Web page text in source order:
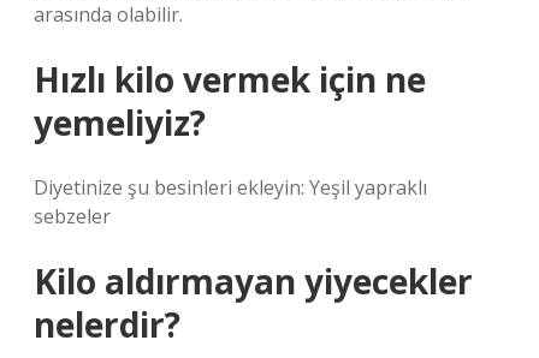
arasında olabilir.
Hızlı kilo vermek için ne
yemeliyiz?
Diyetinize şu besinleri ekleyin: Yeşil yapraklı
sebzeler
Kilo aldırmayan yiyecekler
nelerdir?